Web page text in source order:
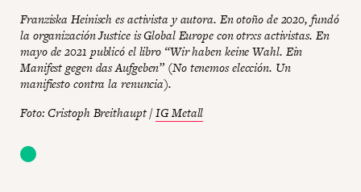
Franziska Heinisch es activista y autora. En otoño de 2020, fundó
la organización Justice is Global Europe con otrxs activistas. En
mayo de 2021 publicó el libro “Wir haben keine Wahl. Ein
Manifest gegen das Aufgeben” (No tenemos elección. Un
manifiesto contra la renuncia).
Foto: Cristoph Breithaupt /IG Metall